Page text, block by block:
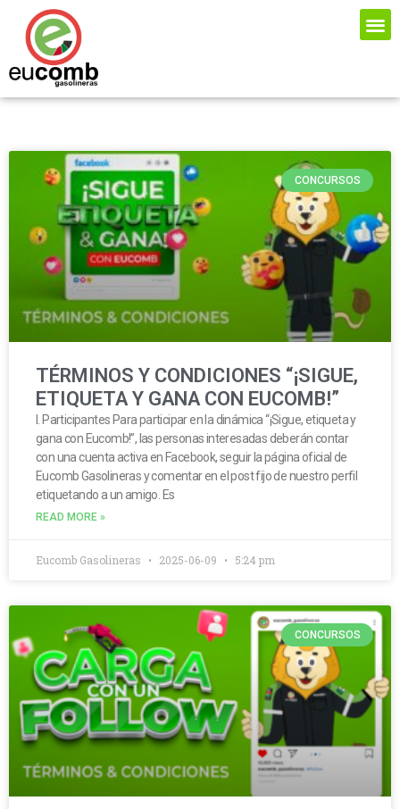
CONCURSOS
TÉRMINOS Y CONDICIONES “¡SIGUE,
ETIQUETA Y GANA CON EUCOMB!”
I. Participantes Para participar en la dinámica “¡Sigue, etiqueta y
gana con Eucomb!”, las personas interesadas deberán contar
con una cuenta activa en Facebook, seguir la página oficial de
Eucomb Gasolineras y comentar en el post fijo de nuestro perfil
etiquetando a un amigo. Es
READ MORE »
Eucomb Gasolineras 2025-06-09 5:24 pm
CONCURSOS